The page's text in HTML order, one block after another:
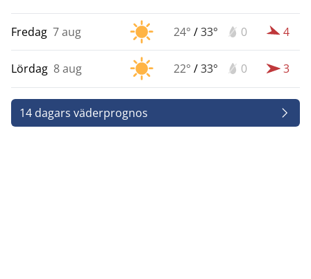
Fredag 7 aug 24° /33° 0 4
Lördag 8 aug 22° /33° 0 3
14 dagars väderprognos